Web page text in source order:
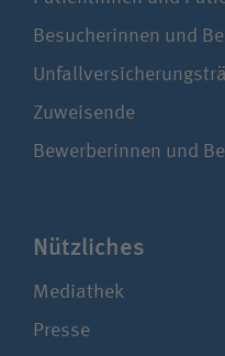
Besucherinnen und
Zuweisende
Bewerberinnen und
Nützliches
Mediathek
Presse